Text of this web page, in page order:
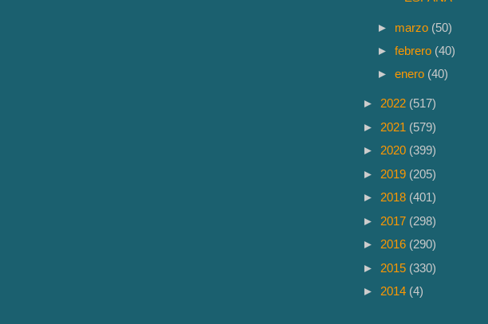
► marzo (50)
►febrero (40)
►enero (40)
► 2022 (517)
► 2021 (579)
► 2020 (399)
► 2019 (205)
► 2018 (401)
► 2017 (298)
► 2016 (290)
► 2015 (330)
► 2014 (4)